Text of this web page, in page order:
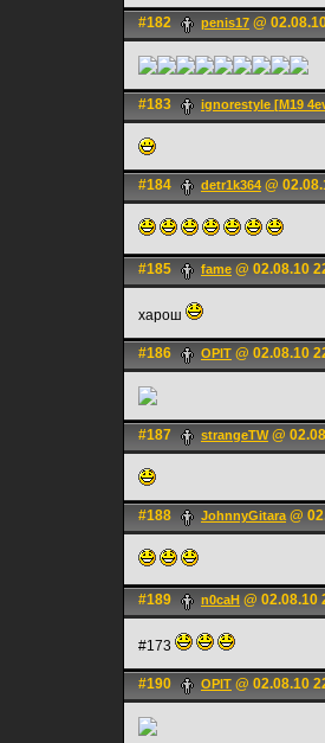
#182 penis17 @
#183 ignorestyle [M19
#184 detr1k364 @
#185 fame @ 02.08.10
харош
#186 OPIT @ 02.08.10
#187 strangeTW@
#188 JohnnyGitara@
#189 n0caH @ 02.08.10
#173
#190 OPIT @ 02.08.10